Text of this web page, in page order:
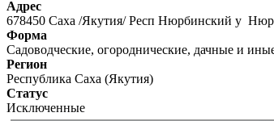
Адрес
678450 Саха /Якутия/ Респ Нюрбинский у
Форма
Садоводческие, огороднические, дачные и
Регион
Республика Саха (Якутия)
Статус
Исключенные